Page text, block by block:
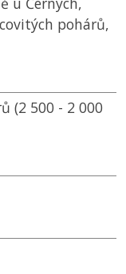
pohárů,
(2 500 - 2 000